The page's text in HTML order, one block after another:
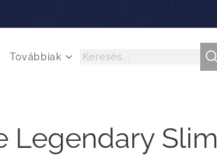
Továbbiak
Legendary Slim